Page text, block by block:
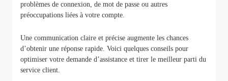
problèmes de connexion, de mot de passe ou autres
préoccupations liées à votre compte.
Une communication claire et précise augmente les chances
d’obtenir une réponse rapide. Voici quelques conseils pour
optimiser votre demande d’assistance et tirer le meilleur parti du
service client.